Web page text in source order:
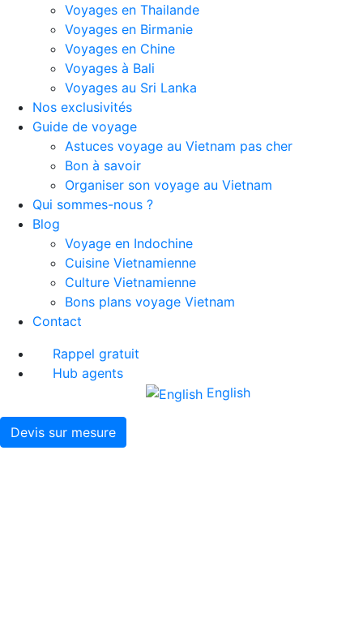
Voyages en Thailande
Voyages en Birmanie
Voyages en Chine
Voyages à Bali
Voyages au Sri Lanka
Nos exclusivités
Guide de voyage
Astuces voyage au Vietnam pas cher
Bon à savoir
Organiser son voyage au Vietnam
Qui sommes-nous ?
Blog
Voyage en Indochine
Cuisine Vietnamienne
Culture Vietnamienne
Bons plans voyage Vietnam
Contact
Rappel gratuit
Hub agents
English
Devis sur mesure